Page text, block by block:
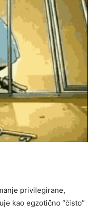
privilegirane,
kao egzotično “čisto”